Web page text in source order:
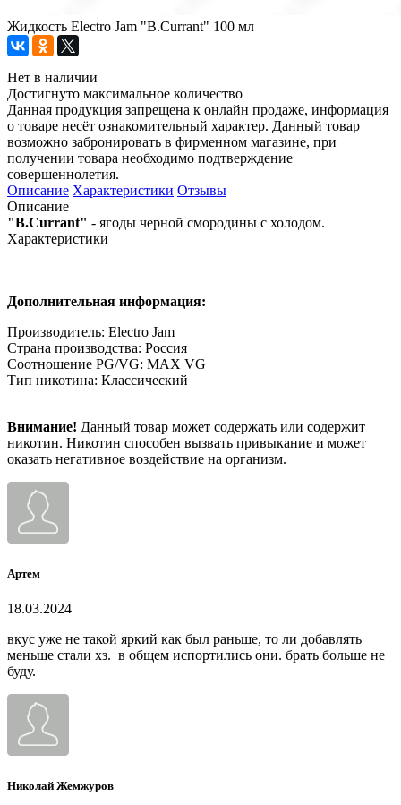
Жидкость Electro Jam "B.Currant" 100 мл
Нет в наличии
Достигнуто максимальное количество
Данная продукция запрещена к онлайн продаже, информация
о товаре несёт ознакомительный характер. Данный товар
возможно забронировать в фирменном магазине, при
получении товара необходимо подтверждение
совершеннолетия.
Описание Характеристики Отзывы
Описание
"B.Currant" - ягоды черной смородины с холодом.
Характеристики
Дополнительная информация:
Производитель: Electro Jam
Страна производства: Россия
Соотношение PG/VG: MAX VG
Тип никотина: Классический
Внимание! Данный товар может содержать или содержит
никотин. Никотин способен вызвать привыкание и может
оказать негативное воздействие на организм.
Артем
18.03.2024
вкус уже не такой яркий как был раньше, то ли добавлять
меньше стали хз. в общем испортились они. брать больше не
буду.
Николай Жемжуров